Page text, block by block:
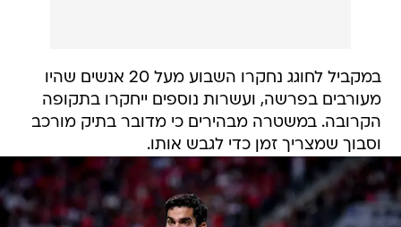
במקביל לחוגג נחקרו השבוע מעל 20 אנשים שהיו
מעורבים בפרשה, ועשרות נוספים ייחקרו בתקופה
הקרובה. במשטרה מבהירים כי מדובר בתיק מורכב
וסבוך שמצריך זמן כדי לגבש אותו.